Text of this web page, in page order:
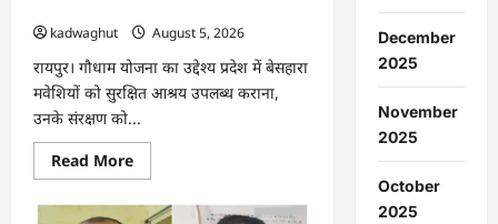
kadwaghut
August 5, 2026
रायपुर। गौधाम योजना का उद्देश्य प्रदेश में बेसहारा
मवेशियों को सुरक्षित आश्रय उपलब्ध कराना,
उनके संरक्षण को...
Read MoreRead
more
CG
December
2025
November
2025
October
2025